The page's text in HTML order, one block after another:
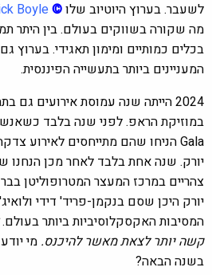
לשעבר. בערוץ היוטיוב שלו©
Boyle
מה שקורה בשווקים בעולם. בין היתר
בכלים כמותיים ומימון תאגידי. בערוץ
המעניינים ביותר בתעשייה הפיננסית.
2024 הייתה שנה עמוסת אירועים גם
Galaהניחו שהם מתייחסים לאירוע
יורק. שנה אחת בלבד לאחר מכן הנחנו
צהריים במרכז המעצר המטרופוליטן
יורק היכן שסם בנקמן-פריד'דידי
המסיבות האקסקלוסיביות ביותר בעולם.
קשה יותר לצאת מאשר להיכנס.מי יודע
בשנה הבאה?